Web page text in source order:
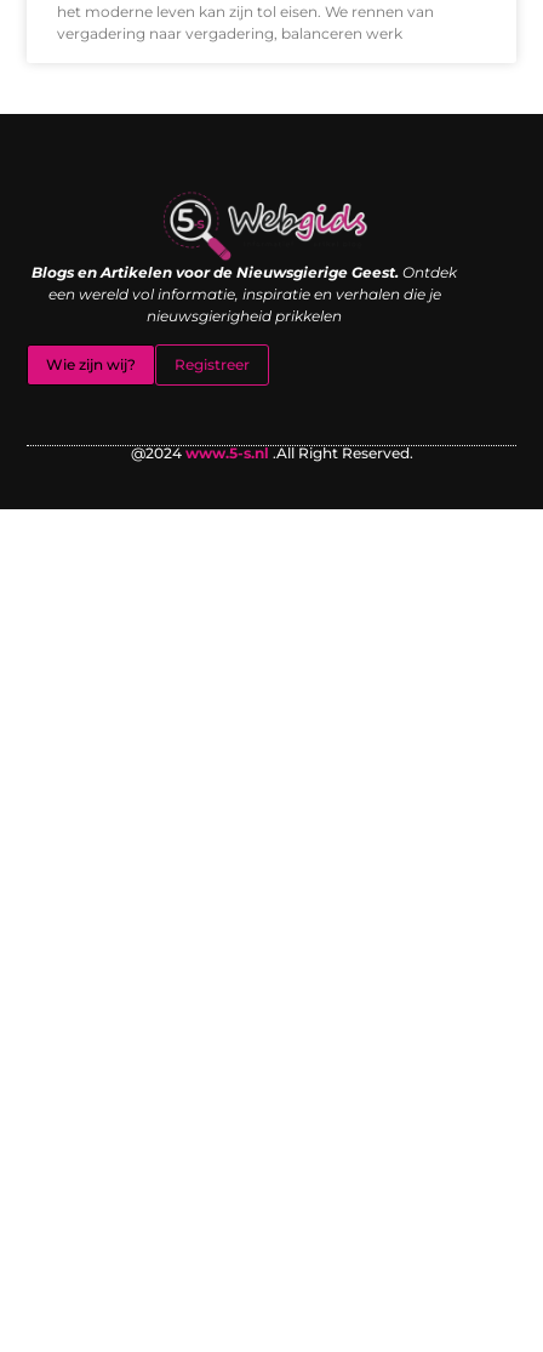
het moderne leven kan zijn tol eisen. We rennen van
vergadering naar vergadering, balanceren werk
Blogs en Artikelen voor de Nieuwsgierige Geest. Ontdek
een wereld vol informatie, inspiratie en verhalen die je
nieuwsgierigheid prikkelen
Wie zijn wij? Registreer
@2024www.5-s.nl .All Right Reserved.